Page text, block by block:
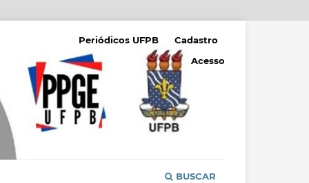
BUSCAR
Periódicos UFPB
Cadastro
Acesso